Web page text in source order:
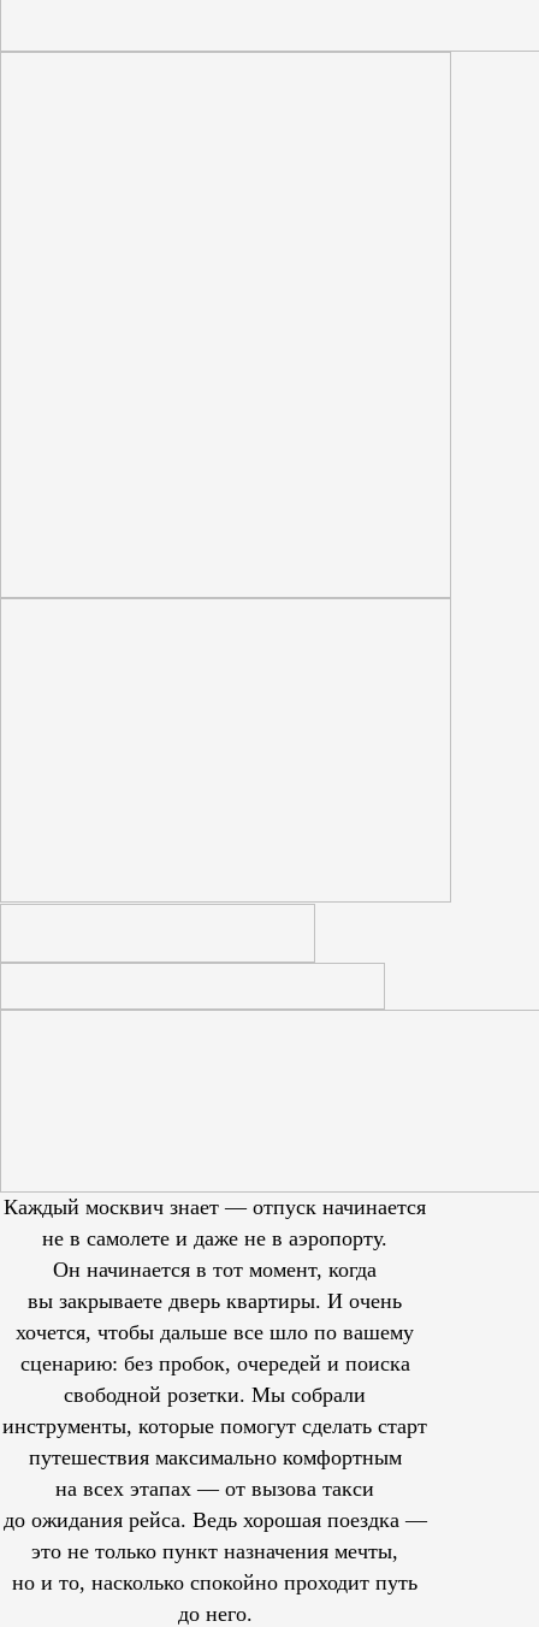
Каждый москвич знает — отпуск начинается
не в самолете и даже не в аэропорту.
Он начинается в тот момент, когда
вы закрываете дверь квартиры. И очень
хочется, чтобы дальше все шло по вашему
сценарию: без пробок, очередей и поиска
свободной розетки. Мы собрали
инструменты, которые помогут сделать старт
путешествия максимально комфортным
на всех этапах — от вызова такси
до ожидания рейса. Ведь хорошая поездка —
это не только пункт назначения мечты,
но и то, насколько спокойно проходит путь
до него.